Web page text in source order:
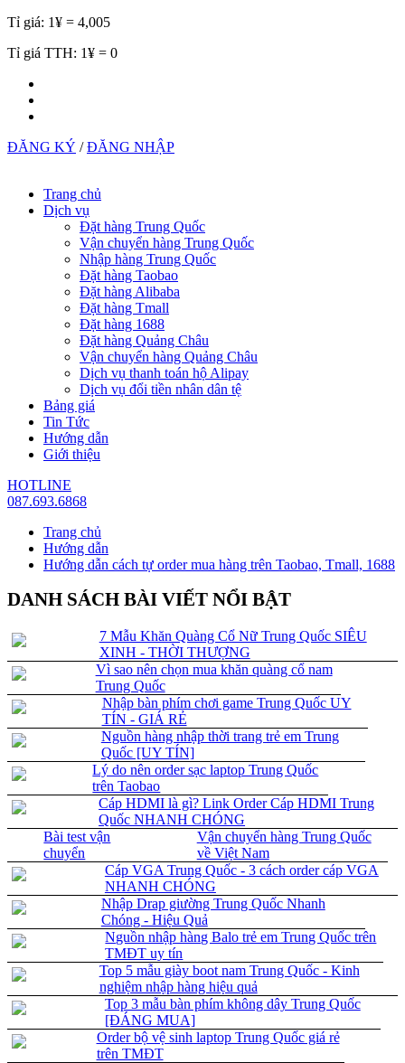
Tỉ giá: 1¥ = 4,005
Tỉ giá TTH: 1¥ = 0
ĐĂNG KÝ /ĐĂNG NHẬP
Trang chủ
Dịch vụ
Đặt hàng Trung Quốc
Vận chuyển hàng Trung Quốc
Nhập hàng Trung Quốc
Đặt hàng Taobao
Đặt hàng Alibaba
Đặt hàng Tmall
Đặt hàng 1688
Đặt hàng Quảng Châu
Vận chuyển hàng Quảng Châu
Dịch vụ thanh toán hộ Alipay
Dịch vụ đổi tiền nhân dân tệ
Bảng giá
Tin Tức
Hướng dẫn
Giới thiệu
HOTLINE
087.693.6868
Trang chủ
Hướng dẫn
Hướng dẫn cách tự order mua hàng trên Taobao, Tmall, 1688
DANH SÁCH BÀI VIẾT NỔI BẬT
7 Mẫu Khăn Quàng Cổ Nữ Trung Quốc SIÊU
XINH - THỜI THƯỢNG
Vì sao nên chọn mua khăn quàng cổ nam
Trung Quốc
Nhập bàn phím chơi game Trung Quốc UY
TÍN - GIÁ RẺ
Nguồn hàng nhập thời trang trẻ em Trung
Quốc [UY TÍN]
Lý do nên order sạc laptop Trung Quốc
trên Taobao
Cáp HDMI là gì? Link Order Cáp HDMI Trung
Quốc NHANH CHÓNG
Bài test vận
chuyển
Vận chuyển hàng Trung Quốc
về Việt Nam
Cáp VGA Trung Quốc - 3 cách order cáp VGA
NHANH CHÓNG
Nhập Drap giường Trung Quốc Nhanh
Chóng - Hiệu Quả
Nguồn nhập hàng Balo trẻ em Trung Quốc trên
TMĐT uy tín
Top 5 mẫu giày boot nam Trung Quốc - Kinh
nghiệm nhập hàng hiệu quả
Top 3 mẫu bàn phím không dây Trung Quốc
[ĐÁNG MUA]
Order bộ vệ sinh laptop Trung Quốc giá rẻ
trên TMĐT